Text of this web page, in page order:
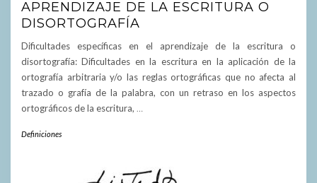
APRENDIZAJE DE LA ESCRITURA O
DISORTOGRAFÍA
Dificultades específicas en el aprendizaje de la escritura o
disortografía: Dificultades en la escritura en la aplicación de la
ortografía arbitraria y/o las reglas ortográficas que no afecta al
trazado o grafía de la palabra, con un retraso en los aspectos
ortográficos de la escritura, …
Definiciones